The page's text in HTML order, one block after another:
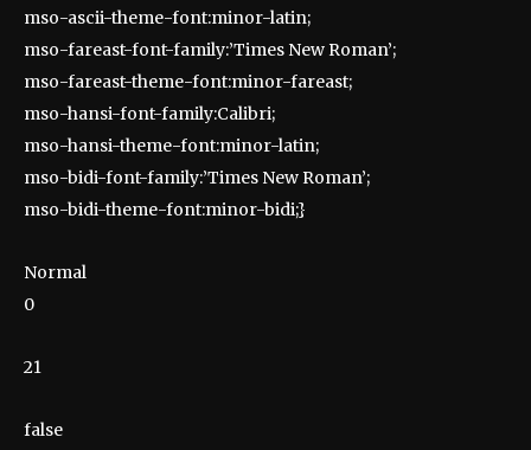
mso-ascii-theme-font:minor-latin;
mso-fareast-font-family:’Times New Roman’;
mso-fareast-theme-font:minor-fareast;
mso-hansi-font-family:Calibri;
mso-hansi-theme-font:minor-latin;
mso-bidi-font-family:’Times New Roman’;
mso-bidi-theme-font:minor-bidi;}
Normal
0
21
false